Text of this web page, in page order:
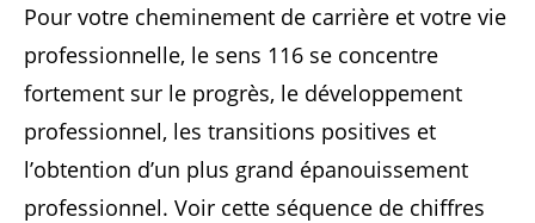
Pour votre cheminement de carrière et votre vie
professionnelle, le sens 116 se concentre
fortement sur le progrès, le développement
professionnel, les transitions positives et
l’obtention d’un plus grand épanouissement
professionnel. Voir cette séquence de chiffres